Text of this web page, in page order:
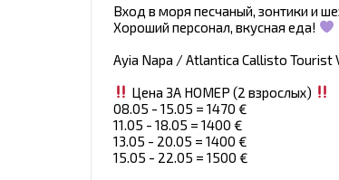
Вход в моря песчаный, зонтики и
Хороший персонал, вкусная еда!
Ayia Napa / Atlantica Callisto Tourist
Цена ЗА НОМЕР (2 взрослых)
08.05 - 15.05 = 1470 €
11.05 - 18.05 = 1400 €
13.05 - 20.05 = 1400 €
15.05 - 22.05 = 1500 €